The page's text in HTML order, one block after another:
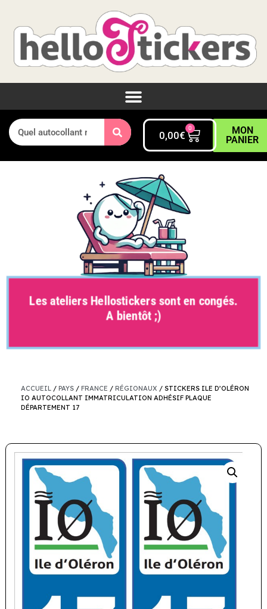
0,00€
0
MON
PANIER
Les ateliers Hellostickers sont en congés.
A bientôt ;)
ACCUEIL/ PAYS/ FRANCE / RÉGIONAUX / STICKERS ILE D’OLÉRON
IO AUTOCOLLANT IMMATRICULATION ADHÉSIF PLAQUE
DÉPARTEMENT 17